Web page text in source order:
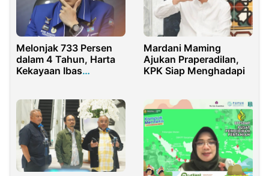
Melonjak 733 Persen
dalam 4 Tahun, Harta
Kekayaan Ibas
Mardani Maming
Ajukan Praperadilan,
KPK Siap Menghadapi